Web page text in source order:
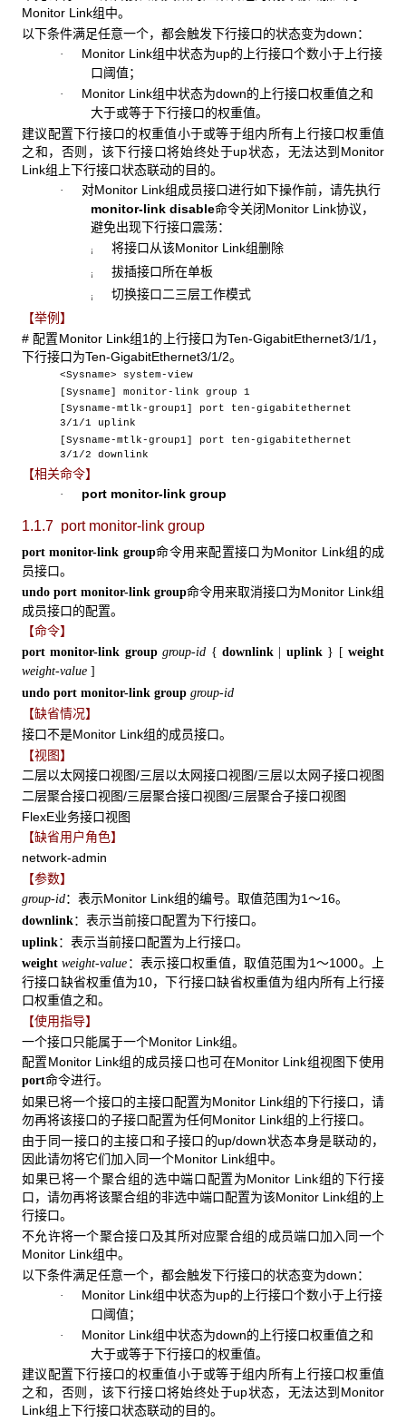
Monitor Link组中。
以下条件满足任意一个，都会触发下行接口的状态变为down：
· Monitor Link组中状态为up的上行接口个数小于上行接
口阈值；
· Monitor Link组中状态为down的上行接口权重值之和
大于或等于下行接口的权重值。
建议配置下行接口的权重值小于或等于组内所有上行接口权重值
之和，否则，该下行接口将始终处于up状态，无法达到Monitor
Link组上下行接口状态联动的目的。
· 对Monitor Link组成员接口进行如下操作前，请先执行
monitor-link disable命令关闭Monitor Link协议，
避免出现下行接口震荡：
¡ 将接口从该Monitor Link组删除
¡ 拔插接口所在单板
¡
切换接口二三层工作模式
【举例】
# 配置Monitor Link组1的上行接口为Ten-GigabitEthernet3/1/1，
下行接口为Ten-GigabitEthernet3/1/2。
<Sysname> system-view
[Sysname] monitor-link group 1
[Sysname-mtlk-group1] port ten-gigabitethernet
3/1/1 uplink
[Sysname-mtlk-group1] port ten-gigabitethernet
3/1/2 downlink
【相关命令】
· port monitor-link group
1.1.7 port monitor-link group
port monitor-link group命令用来配置接口为Monitor Link组的成
员接口。
undo port monitor-link group命令用来取消接口为Monitor Link组
成员接口的配置。
【命令】
port monitor-link groupgroup-id { downlink uplink } [weight
weight-value ]
undo port monitor-link group group-id
【缺省情况】
接口不是Monitor Link组的成员接口。
【视图】
二层以太网接口视图/三层以太网接口视图/三层以太网子接口视图
二层聚合接口视图/三层聚合接口视图/三层聚合子接口视图
FlexE业务接口视图
【缺省用户角色】
network-admin
【参数】
group-id：表示Monitor Link组的编号。取值范围为1～16。
downlink：表示当前接口配置为下行接口。
uplink：表示当前接口配置为上行接口。
weight weight-value ：表示接口权重值，取值范围为1～1000。上
行接口缺省权重值为10，下行接口缺省权重值为组内所有上行接
口权重值之和。
【使用指导】
一个接口只能属于一个Monitor Link组。
配置Monitor Link组的成员接口也可在Monitor Link组视图下使用
port命令进行。
如果已将一个接口的主接口配置为Monitor Link组的下行接口，请
勿再将该接口的子接口配置为任何Monitor Link组的上行接口。
由于同一接口的主接口和子接口的up/down状态本身是联动的，
因此请勿将它们加入同一个Monitor Link组中。
如果已将一个聚合组的选中端口配置为Monitor Link组的下行接
口，请勿再将该聚合组的非选中端口配置为该Monitor Link组的上
行接口。
不允许将一个聚合接口及其所对应聚合组的成员端口加入同一个
Monitor Link组中。
以下条件满足任意一个，都会触发下行接口的状态变为down：
· Monitor Link组中状态为up的上行接口个数小于上行接
口阈值；
· Monitor Link组中状态为down的上行接口权重值之和
大于或等于下行接口的权重值。
建议配置下行接口的权重值小于或等于组内所有上行接口权重值
之和，否则，该下行接口将始终处于up状态，无法达到Monitor
Link组上下行接口状态联动的目的。